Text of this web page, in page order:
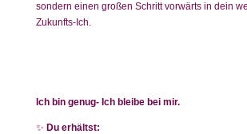
sondern einen großen Schritt vorwärts in dein
Zukunfts-Ich.
Ich bin genug- Ich bleibe bei mir.
✨ Du erhältst: